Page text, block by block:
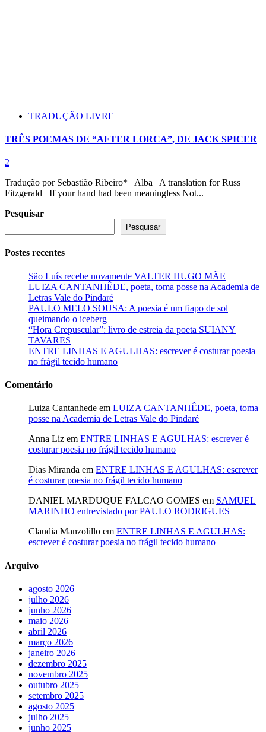
TRADUÇÃO LIVRE
TRÊS POEMAS DE “AFTER LORCA”, DE JACK SPICER
2
Tradução por Sebastião Ribeiro* Alba A translation for Russ
Fitzgerald If your hand had been meaningless Not...
Pesquisar
Pesquisar
Postes recentes
São Luís recebe novamente VALTER HUGO MÃE
LUIZA CANTANHÊDE, poeta, toma posse na Academia de
Letras Vale do Pindaré
PAULO MELO SOUSA: A poesia é um fiapo de sol
queimando o iceberg
“Hora Crepuscular”: livro de estreia da poeta SUIANY
TAVARES
ENTRE LINHAS E AGULHAS: escrever é costurar poesia
no frágil tecido humano
Comentário
Luiza Cantanhede em LUIZA CANTANHÊDE, poeta, toma
posse na Academia de Letras Vale do Pindaré
Anna Liz em ENTRE LINHAS E AGULHAS: escrever é
costurar poesia no frágil tecido humano
Dias Miranda em ENTRE LINHAS E AGULHAS: escrever
é costurar poesia no frágil tecido humano
DANIEL MARDUQUE FALCAO GOMES em SAMUEL
MARINHO entrevistado por PAULO RODRIGUES
Claudia Manzolillo em ENTRE LINHAS E AGULHAS:
escrever é costurar poesia no frágil tecido humano
Arquivo
agosto 2026
julho 2026
junho 2026
maio 2026
abril 2026
março 2026
janeiro 2026
dezembro 2025
novembro 2025
outubro 2025
setembro 2025
agosto 2025
julho 2025
junho 2025